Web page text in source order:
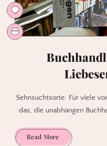
Sehnsuchtsorte. Für viele
das, die unabhängen
Read MoreBuchhandlungen.